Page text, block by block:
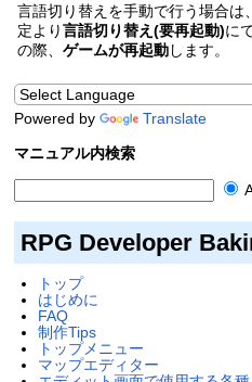
言語切り替えを手動で行う場合
定より言語切り替え(要再起動)に
の際、ゲームが再起動します。
Powered by
Translate
マニュアル内検索
RPG Developer
トップ
はじめに
FAQ
制作Tips
トップメニュー
マップエディター